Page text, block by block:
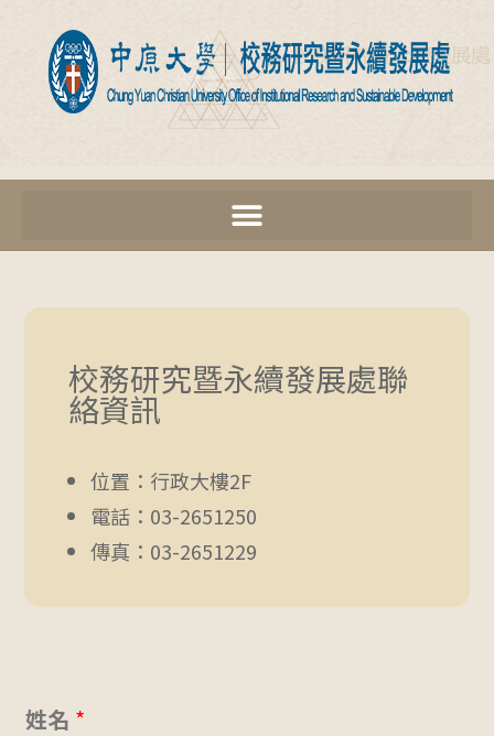
校務研究暨永續發展處聯
絡資訊
位置：行政大樓2F
電話：03-2651250
傳真：03-2651229
姓名 *